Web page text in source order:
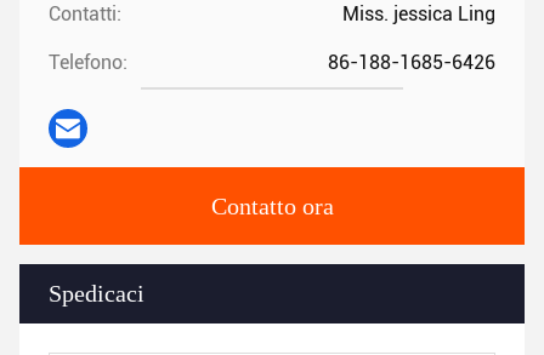
Contatti: Miss. jessica Ling
Telefono: 86-188-1685-6426
Contatto ora
Spedicaci